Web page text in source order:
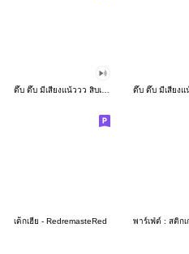
ดึ๊บ ดึ๊บ มีเสียงแ
เด็กเฮีย - RedremasteRed พาร์เฟ่ต์ : สติก